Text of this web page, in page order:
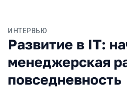
ИНТЕРВЬЮ
Развитие в IT:
менеджерская
повседневность